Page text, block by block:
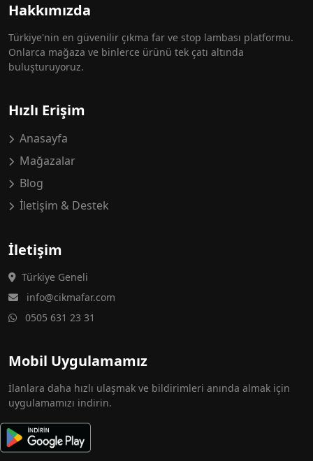
Hakkımızda
Türkiye'nin en güvenilir çıkma far ve stop lambası platformu.
Onlarca mağaza ve binlerce ürünü tek çatı altında
buluşturuyoruz.
Hızlı Erişim
Anasayfa
Mağazalar
Blog
İletişim & Destek
İletişim
Türkiye Geneli
info@cikmafar.com
0505 631 23 31
Mobil Uygulamamız
İlanlara daha hızlı ulaşmak ve bildirimleri anında almak için
uygulamamızı indirin.